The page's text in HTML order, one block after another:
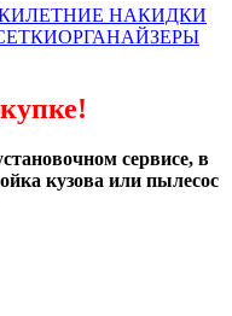
ЛЕТНИЕ НАКИДКИ
ОРГАНАЙЗЕРЫ
сервисе, в
кузова или пылесос